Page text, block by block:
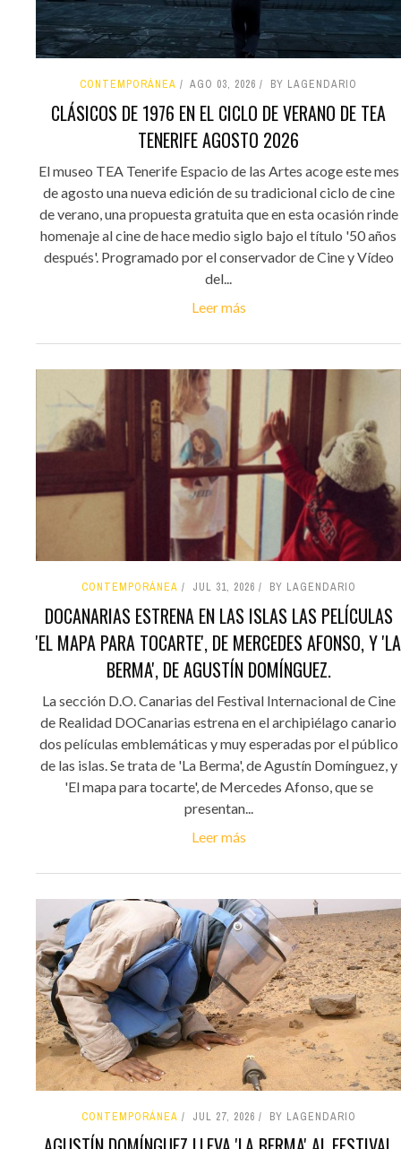
CONTEMPORÁNEA AGO 03, 2026 BY LAGENDARIO
CLÁSICOS DE 1976 EN EL CICLO DE VERANO DE TEA
TENERIFE AGOSTO 2026
El museo TEA Tenerife Espacio de las Artes acoge este mes
de agosto una nueva edición de su tradicional ciclo de cine
de verano, una propuesta gratuita que en esta ocasión rinde
homenaje al cine de hace medio siglo bajo el título '50 años
después'. Programado por el conservador de Cine y Vídeo
del...
Leer más
CONTEMPORÁNEA JUL 31, 2026 BY LAGENDARIO
DOCANARIAS ESTRENA EN LAS ISLAS LAS PELÍCULAS
'EL MAPA PARA TOCARTE', DE MERCEDES AFONSO, Y 'LA
BERMA', DE AGUSTÍN DOMÍNGUEZ.
La sección D.O. Canarias del Festival Internacional de Cine
de Realidad DOCanarias estrena en el archipiélago canario
dos películas emblemáticas y muy esperadas por el público
de las islas. Se trata de 'La Berma', de Agustín Domínguez, y
'El mapa para tocarte', de Mercedes Afonso, que se
presentan...
Leer más
CONTEMPORÁNEA JUL 27, 2026 BY LAGENDARIO